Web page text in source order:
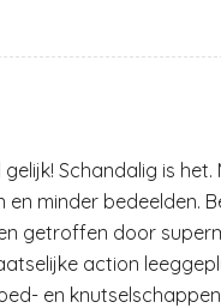
Schandalig is
en minder bedeelden.
getroffen door
action
en